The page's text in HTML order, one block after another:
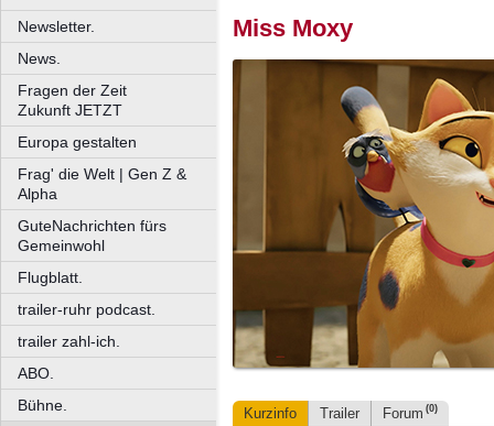
Newsletter.
News.
Fragen der Zeit
Zukunft JETZT
Europa gestalten
Frag' die Welt | Gen Z &
Alpha
GuteNachrichten fürs
Gemeinwohl
Flugblatt.
trailer-ruhr podcast.
trailer zahl-ich.
ABO.
Bühne.
Miss Moxy
Kurzinfo Trailer Forum (0)